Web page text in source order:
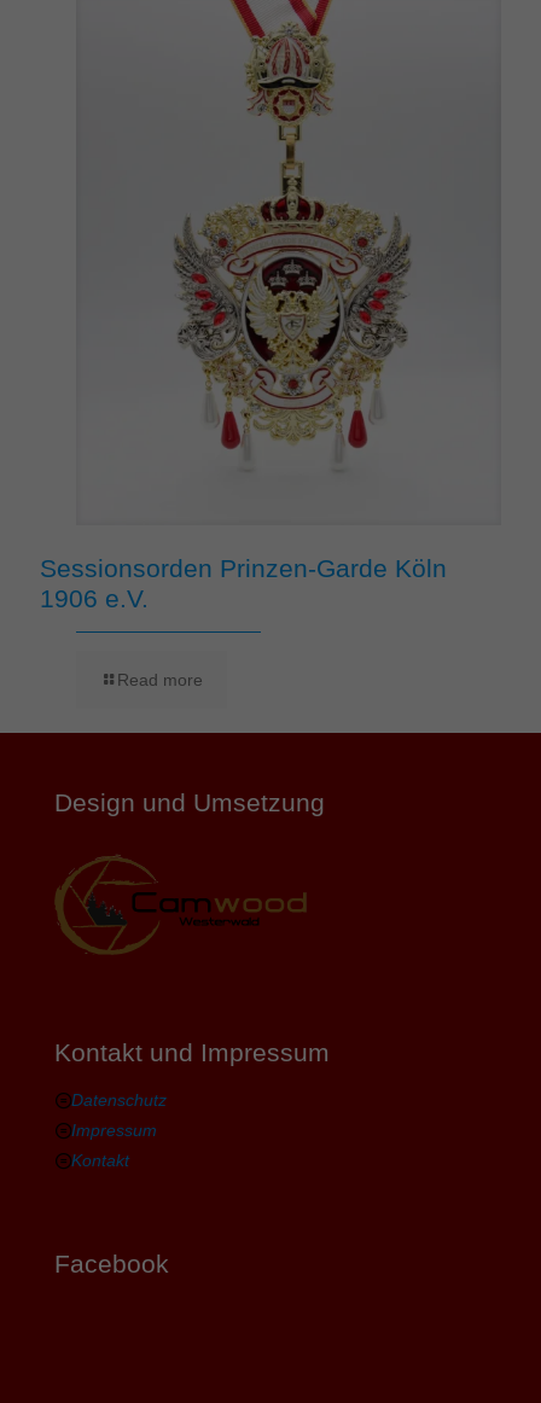
Sessionsorden Prinzen-Garde Köln
1906 e.V.
Read more
Design und Umsetzung
Kontakt und Impressum
Datenschutz
Impressum
Kontakt
Facebook